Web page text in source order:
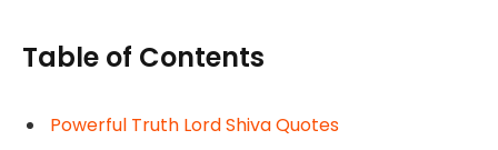
Table of Contents
Powerful Truth Lord Shiva Quotes